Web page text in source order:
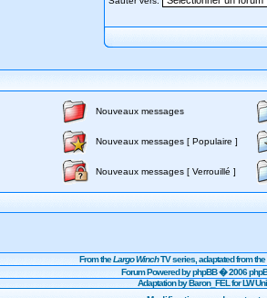
Nouveaux messages
Nouveaux messages [ Populaire ]
Nouveaux messages [ Verrouillé ]
From theLargo WinchTV series, adaptated from
Forum Powered byphpBB� 2006
Adaptation by Baron_FEL for LW